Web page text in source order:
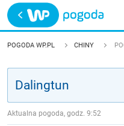
Trwa ładowanie
POLSKA
POGODA WP.PL CHINY
Aktualna pogoda, godz. 9:52